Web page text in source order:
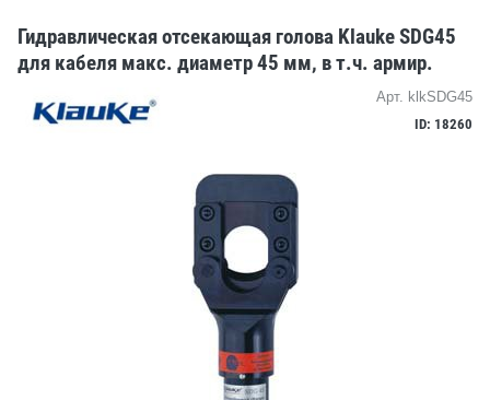
Гидравлическая отсекающая голова Klauke SDG45
для кабеля макс. диаметр 45 мм, в т.ч. армир.
Арт. klkSDG45
ID: 18260